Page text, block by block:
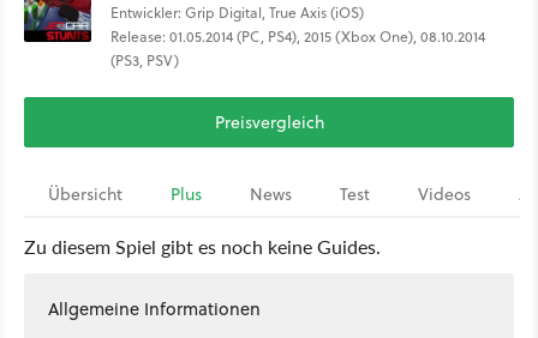
Entwickler: Grip Digital, True Axis (iOS)
Release: 01.05.2014 (PC, PS4), 2015 (Xbox One), 08.10.2014
(PS3, PSV)
Preisvergleich
Übersicht Plus News Test Videos
Zu diesem Spiel gibt es noch keine Guides.
Allgemeine Informationen